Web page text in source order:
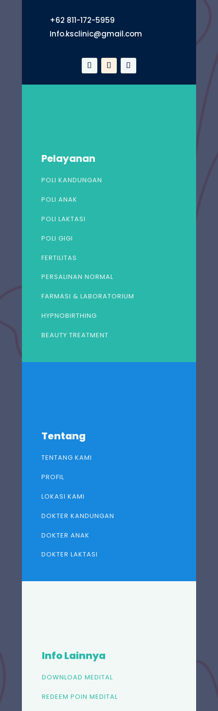
+62 811-172-5959
Info.ksclinic@gmail.com
Pelayanan
POLI KANDUNGAN
POLI ANAK
POLI LAKTASI
POLI GIGI
FERTILITAS
PERSALINAN NORMAL
FARMASI & LABORATORIUM
HYPNOBIRTHING
BEAUTY TREATMENT
Tentang
TENTANG KAMI
PROFIL
LOKASI KAMI
DOKTER KANDUNGAN
DOKTER ANAK
DOKTER LAKTASI
Info Lainnya
DOWNLOAD MEDITAL
REDEEM POIN MEDITAL